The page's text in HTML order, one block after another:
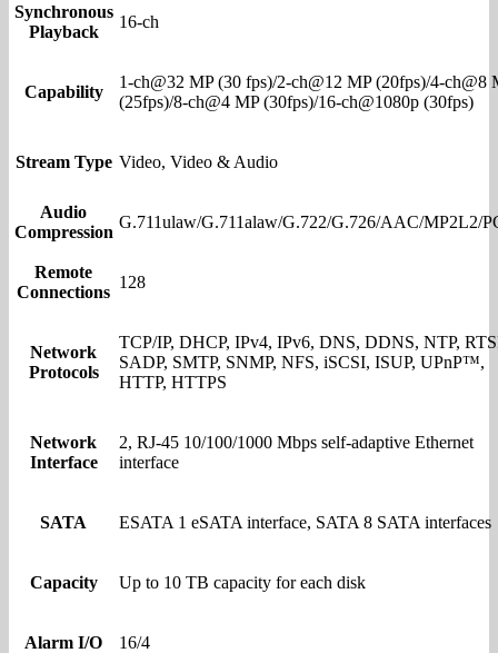
Synchronous
Playback
16-ch
Capability
1-ch@32 MP (30 fps)/2-ch@12 MP (20fps)/4-ch@8
(25fps)/8-ch@4 MP (30fps)/16-ch@1080p (30fps)
Stream Type Video, Video & Audio
Audio
Compression
G.711ulaw/G.711alaw/G.722/G.726/AAC/MP2L2/
Remote
Connections
128
Network
Protocols
TCP/IP, DHCP, IPv4, IPv6, DNS, DDNS, NTP,
SADP, SMTP, SNMP, NFS, iSCSI, ISUP, UPnP™,
HTTP, HTTPS
Network
Interface
2, RJ-45 10/100/1000 Mbps self-adaptive Ethernet
interface
SATA ESATA 1 eSATA interface, SATA 8 SATA interfaces
Capacity Up to 10 TB capacity for each disk
Alarm I/O 16/4